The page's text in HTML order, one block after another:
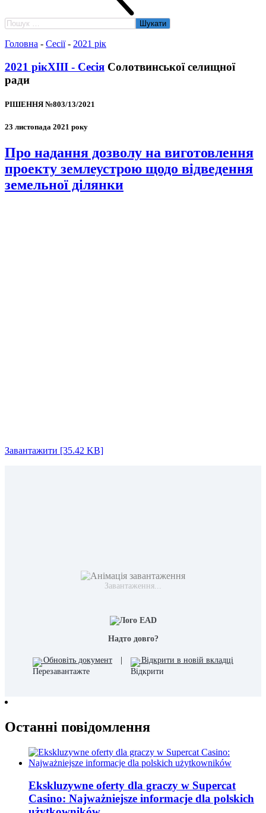
Пошук:
Головна - Сесії- 2021 рік
2021 рікXIII - Сесія Солотвинської селищної
ради
РІШЕННЯ №803/13/2021
23 листопада 2021 року
Про надання дозволу на виготовлення
проекту землеустрою щодо відведення
земельної ділянки
Завантажити [35.42 KB]
Завантаження...
Надто довго?
Обновіть документ | Відкрити в новій вкладці
Останні повідомлення
Ekskluzywne oferty dla graczy w Supercat
Casino: Najważniejsze informacje dla polskich